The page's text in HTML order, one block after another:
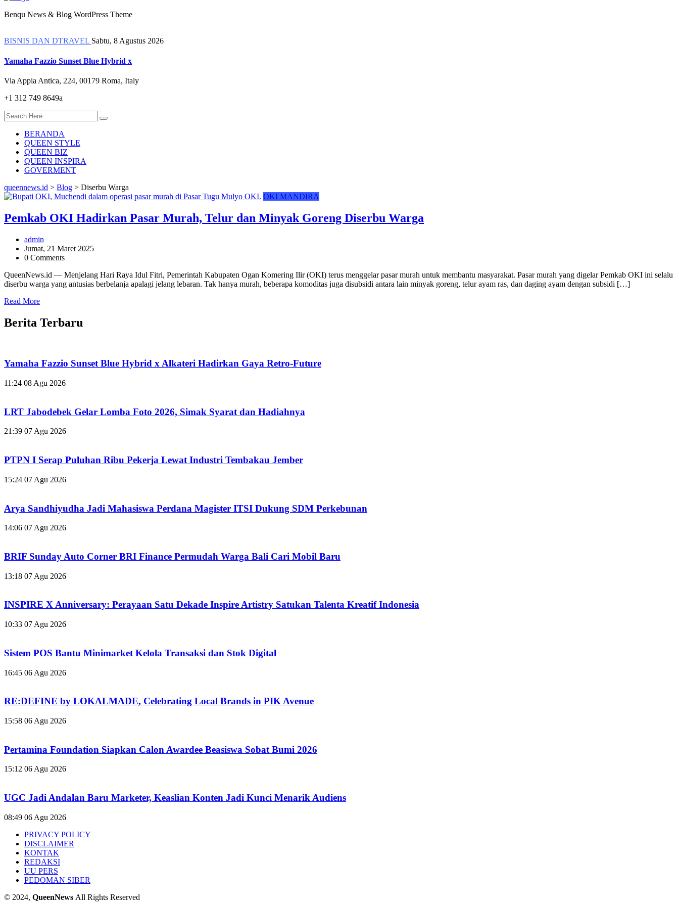
Benqu News & Blog WordPress Theme
BISNIS DAN DTRAVEL Sabtu, 8 Agustus 2026
Yamaha Fazzio Sunset Blue Hybrid x
Via Appia Antica, 224, 00179 Roma, Italy
+1 312 749 8649a
BERANDA
QUEEN STYLE
QUEEN BIZ
QUEEN INSPIRA
GOVERMENT
queennews.id > Blog > Diserbu Warga
OKI MANDIRA
Pemkab OKI Hadirkan Pasar Murah, Telur dan Minyak Goreng Diserbu Warga
admin
Jumat, 21 Maret 2025
0 Comments
QueenNews.id — Menjelang Hari Raya Idul Fitri, Pemerintah Kabupaten Ogan Komering Ilir (OKI) terus menggelar pasar murah untuk membantu masyarakat. Pasar murah yang digelar Pemkab OKI ini selalu
diserbu warga yang antusias berbelanja apalagi jelang lebaran. Tak hanya murah, beberapa komoditas juga disubsidi antara lain minyak goreng, telur ayam ras, dan daging ayam dengan subsidi […]
Read More
Berita Terbaru
Yamaha Fazzio Sunset Blue Hybrid x Alkateri Hadirkan Gaya Retro-Future
11:24 08 Agu 2026
LRT Jabodebek Gelar Lomba Foto 2026, Simak Syarat dan Hadiahnya
21:39 07 Agu 2026
PTPN I Serap Puluhan Ribu Pekerja Lewat Industri Tembakau Jember
15:24 07 Agu 2026
Arya Sandhiyudha Jadi Mahasiswa Perdana Magister ITSI Dukung SDM Perkebunan
14:06 07 Agu 2026
BRIF Sunday Auto Corner BRI Finance Permudah Warga Bali Cari Mobil Baru
13:18 07 Agu 2026
INSPIRE X Anniversary: Perayaan Satu Dekade Inspire Artistry Satukan Talenta Kreatif Indonesia
10:33 07 Agu 2026
Sistem POS Bantu Minimarket Kelola Transaksi dan Stok Digital
16:45 06 Agu 2026
RE:DEFINE by LOKALMADE, Celebrating Local Brands in PIK Avenue
15:58 06 Agu 2026
Pertamina Foundation Siapkan Calon Awardee Beasiswa Sobat Bumi 2026
15:12 06 Agu 2026
UGC Jadi Andalan Baru Marketer, Keaslian Konten Jadi Kunci Menarik Audiens
08:49 06 Agu 2026
PRIVACY POLICY
DISCLAIMER
KONTAK
REDAKSI
UU PERS
PEDOMAN SIBER
© 2024, QueenNews All Rights Reserved